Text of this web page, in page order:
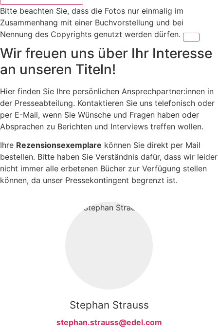
Bitte beachten Sie, dass die Fotos nur einmalig im
Zusammenhang mit einer Buchvorstellung und bei
Nennung des Copyrights genutzt werden dürfen.
Wir freuen uns über Ihr Interesse
an unseren Titeln!
Hier finden Sie Ihre persönlichen Ansprechpartner:innen in
der Presseabteilung. Kontaktieren Sie uns telefonisch oder
per E-Mail, wenn Sie Wünsche und Fragen haben oder
Absprachen zu Berichten und Interviews treffen wollen.
Ihre Rezensionsexemplare können Sie direkt per Mail
bestellen. Bitte haben Sie Verständnis dafür, dass wir leider
nicht immer alle erbetenen Bücher zur Verfügung stellen
können, da unser Pressekontingent begrenzt ist.
Stephan Strauss
stephan.strauss@edel.com